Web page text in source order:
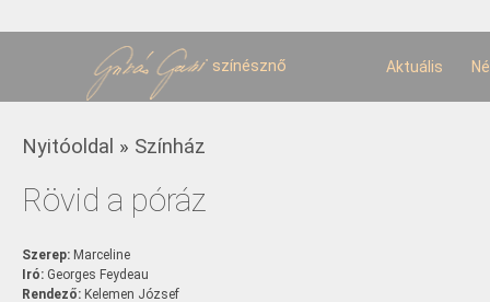
színésznő Aktuális
Jelenlegi hely
Nyitóoldal » Színház
Rövid a póráz
Szerep: Marceline
Iró: Georges Feydeau
Rendező: Kelemen József